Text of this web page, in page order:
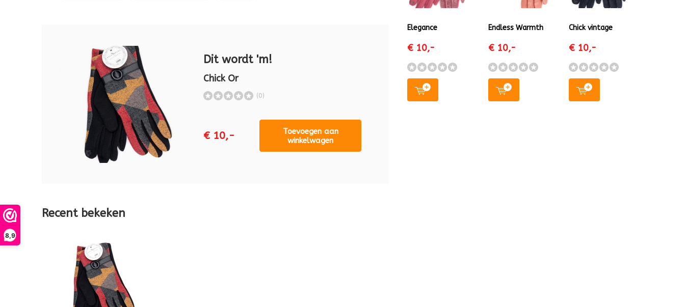
8,9
Dit wordt 'm!
Chick Or
(0)
€ 10,-
Toevoegen aan
winkelwagen
Elegance
€ 10,-
Endless Warmth
€ 10,-
Chick vintage
€ 10,-
Recent bekeken